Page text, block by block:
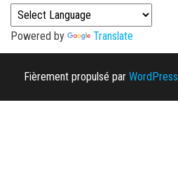
Powered by Translate
Fièrement propulsé par WordPress